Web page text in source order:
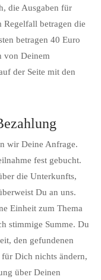
die Ausgaben für
betragen die
betragen 40 Euro
von Deinem
der Seite mit den
wir Deine Anfrage.
fest gebucht.
die Unterkunfts,
Du an uns.
Einheit zum Thema
stimmige Summe. Du
den gefundenen
Dich nichts ändern,
über Deinen